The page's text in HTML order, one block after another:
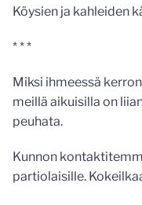
Köysien ja kahleiden
* * *
Miksi ihmeessä
meillä aikuisilla on
peuhata.
Kunnon
partiolaisille.